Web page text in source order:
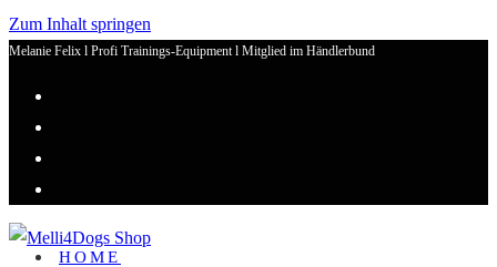
Zum Inhalt springen
Melanie Felix l Profi Trainings-Equipment l Mitglied im Händlerbund
HOME